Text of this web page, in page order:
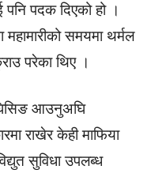
पनि पदक दिएको हो ।
समयमा थर्मल
परेका थिए ।
आउनुअघि
राखेर केही माफिया
सुविधा उपलब्ध